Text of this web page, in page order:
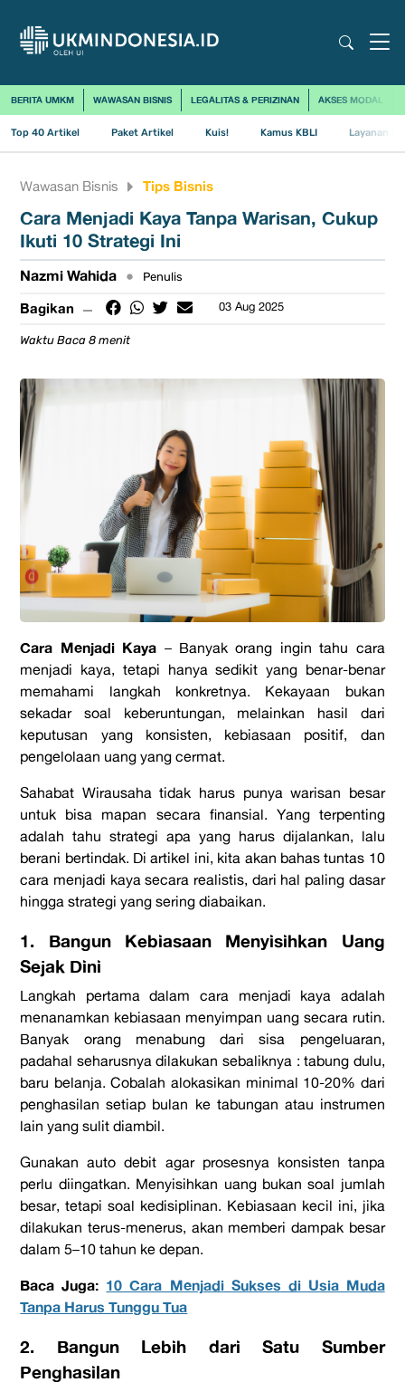
BERITA UMKM WAWASAN BISNIS LEGALITAS & PERIZINAN AKSES MODAL
Top 40 Artikel Paket Artikel Kuis! Kamus KBLI Layanan
Wawasan Bisnis Tips Bisnis
Cara Menjadi Kaya Tanpa Warisan, Cukup
Ikuti 10 Strategi Ini
Nazmi Wahida • Penulis
Bagikan 03 Aug 2025
Waktu Baca 8 menit
Cara Menjadi Kaya – Banyak orang ingin tahu cara
menjadi kaya, tetapi hanya sedikit yang benar-benar
memahami langkah konkretnya. Kekayaan bukan
sekadar soal keberuntungan, melainkan hasil dari
keputusan yang konsisten, kebiasaan positif, dan
pengelolaan uang yang cermat.
Sahabat Wirausaha tidak harus punya warisan besar
untuk bisa mapan secara finansial. Yang terpenting
adalah tahu strategi apa yang harus dijalankan, lalu
berani bertindak. Di artikel ini, kita akan bahas tuntas 10
cara menjadi kaya secara realistis, dari hal paling dasar
hingga strategi yang sering diabaikan.
1. Bangun Kebiasaan Menyisihkan Uang
Sejak Dini
Langkah pertama dalam cara menjadi kaya adalah
menanamkan kebiasaan menyimpan uang secara rutin.
Banyak orang menabung dari sisa pengeluaran,
padahal seharusnya dilakukan sebaliknya :tabung dulu,
baru belanja. Cobalah alokasikan minimal 10-20% dari
penghasilan setiap bulan ke tabungan atau instrumen
lain yang sulit diambil.
Gunakanauto debit agar prosesnya konsisten tanpa
perlu diingatkan. Menyisihkan uang bukan soal jumlah
besar, tetapi soal kedisiplinan. Kebiasaan kecil ini, jika
dilakukan terus-menerus, akan memberi dampak besar
dalam 5–10 tahun ke depan.
Baca Juga: 10 Cara Menjadi Sukses di Usia Muda
Tanpa Harus Tunggu Tua
2. Bangun Lebih dari Satu Sumber
Penghasilan